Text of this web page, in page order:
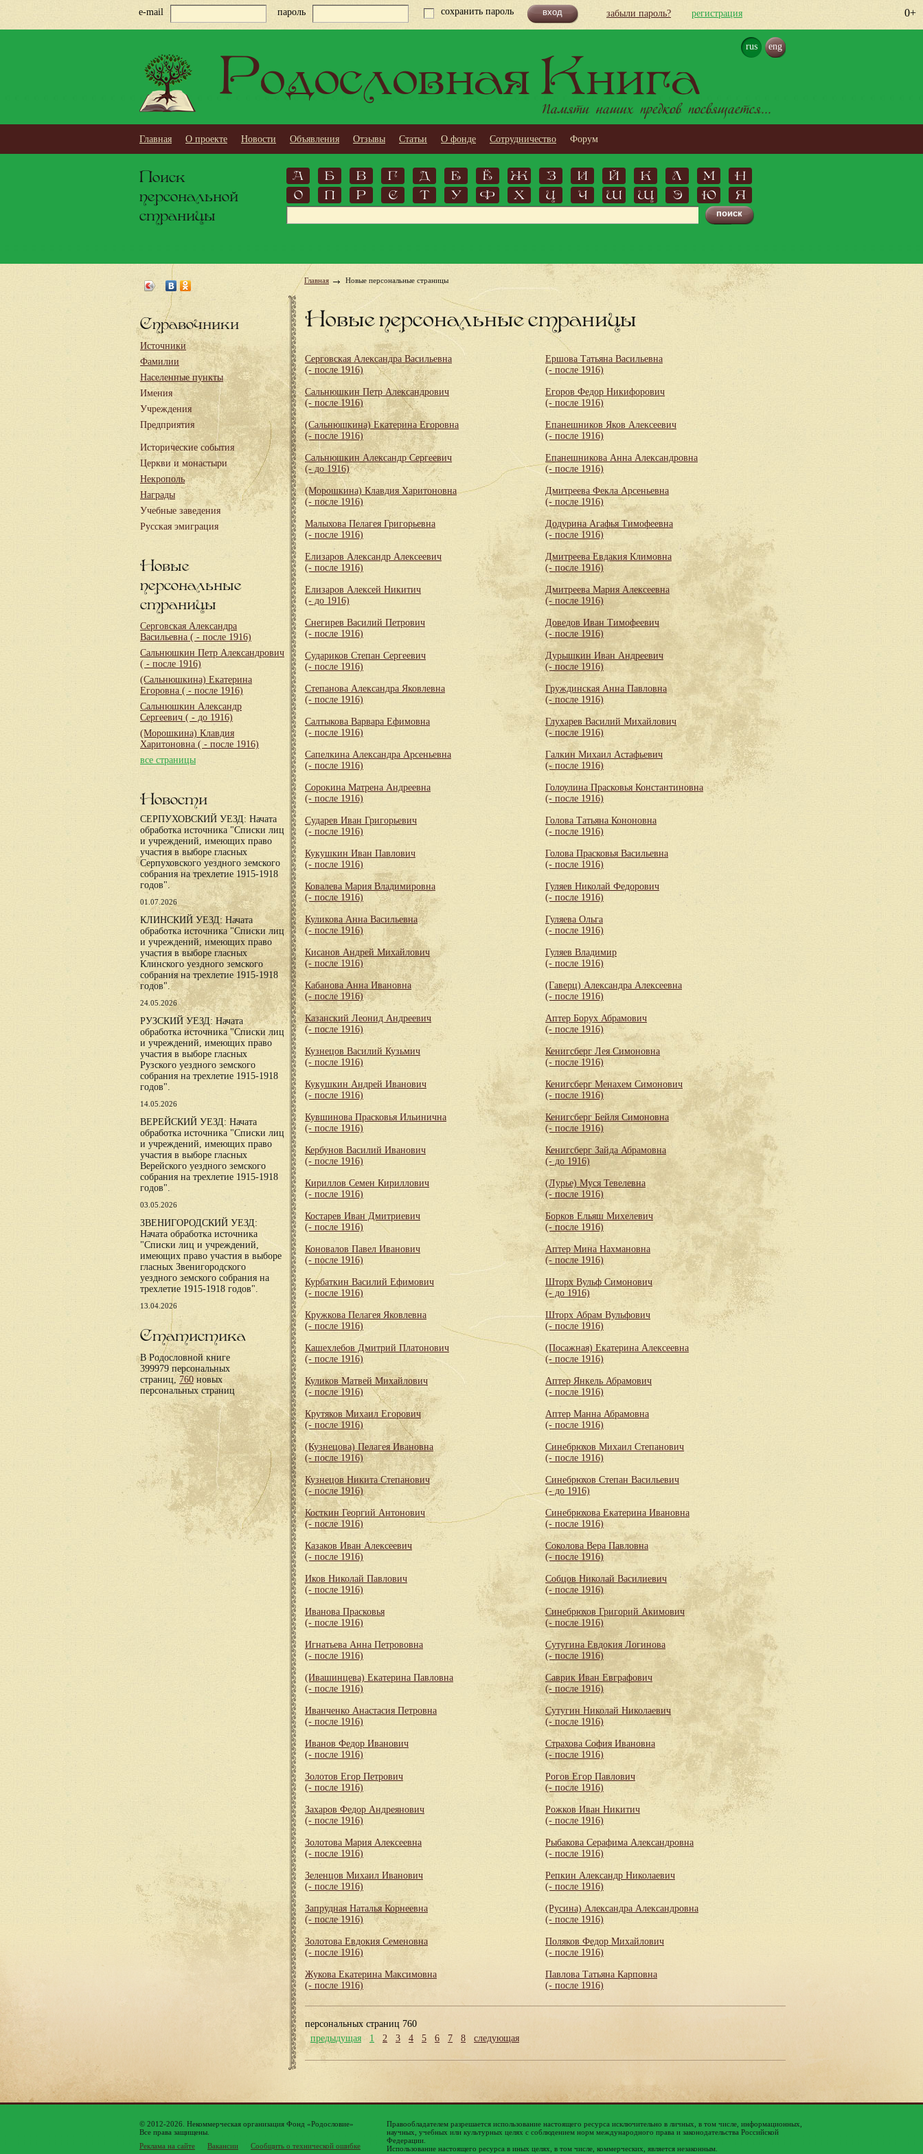
0+
e-mail пароль сохранить пароль забыли пароль? регистрация
rus eng
Родословная Книга
Памяти наших предков посвящается...
Главная О проекте Новости Объявления Отзывы Статьи О фонде Сотрудничество Форум
Поиск
персональной
страницы
А Б В Г Д Е Ё Ж З И Й К Л М
Н
О
П Р С Т У Ф Х Ц Ч Ш Щ Э Ю Я
Справочники
Источники
Фамилии
Населенные пункты
Имения
Учреждения
Предприятия
Исторические события
Церкви и монастыри
Некрополь
Награды
Учебные заведения
Русская эмиграция
Новые
персональные
страницы
Серговская Александра
Васильевна ( - после 1916)
Сальнюшкин Петр Александрович
( - после 1916)
(Сальнюшкина) Екатерина
Егоровна ( - после 1916)
Сальнюшкин Александр
Сергеевич ( - до 1916)
(Морошкина) Клавдия
Харитоновна ( - после 1916)
все страницы
Новости
СЕРПУХОВСКИЙ УЕЗД: Начата
обработка источника "Списки лиц
и учреждений, имеющих право
участия в выборе гласных
Серпуховского уездного земского
собрания на трехлетие 1915-1918
годов".
01.07.2026
КЛИНСКИЙ УЕЗД: Начата
обработка источника "Списки лиц
и учреждений, имеющих право
участия в выборе гласных
Клинского уездного земского
собрания на трехлетие 1915-1918
годов".
24.05.2026
РУЗСКИЙ УЕЗД: Начата
обработка источника "Списки лиц
и учреждений, имеющих право
участия в выборе гласных
Рузского уездного земского
собрания на трехлетие 1915-1918
годов".
14.05.2026
ВЕРЕЙСКИЙ УЕЗД: Начата
обработка источника "Списки лиц
и учреждений, имеющих право
участия в выборе гласных
Верейского уездного земского
собрания на трехлетие 1915-1918
годов".
03.05.2026
ЗВЕНИГОРОДСКИЙ УЕЗД:
Начата обработка источника
"Списки лиц и учреждений,
имеющих право участия в выборе
гласных Звенигородского
уездного земского собрания на
трехлетие 1915-1918 годов".
13.04.2026
Статистика
В Родословной книге
399979 персональных
страниц, 760новых
персональных страниц
Главная Новые персональные страницы
Новые персональные страницы
Серговская Александра Васильевна
(- после 1916)
Сальнюшкин Петр Александрович
(- после 1916)
(Сальнюшкина) Екатерина Егоровна
(- после 1916)
Сальнюшкин Александр Сергеевич
(- до 1916)
(Морошкина) Клавдия Харитоновна
(- после 1916)
Малыхова Пелагея Григорьевна
(- после 1916)
Елизаров Александр Алексеевич
(- после 1916)
Елизаров Алексей Никитич
(- до 1916)
Снегирев Василий Петрович
(- после 1916)
Судариков Степан Сергеевич
(- после 1916)
Степанова Александра Яковлевна
(- после 1916)
Салтыкова Варвара Ефимовна
(- после 1916)
Сапелкина Александра Арсеньевна
(- после 1916)
Сорокина Матрена Андреевна
(- после 1916)
Сударев Иван Григорьевич
(- после 1916)
Кукушкин Иван Павлович
(- после 1916)
Ковалева Мария Владимировна
(- после 1916)
Куликова Анна Васильевна
(- после 1916)
Кисанов Андрей Михайлович
(- после 1916)
Кабанова Анна Ивановна
(- после 1916)
Казанский Леонид Андреевич
(- после 1916)
Кузнецов Василий Кузьмич
(- после 1916)
Кукушкин Андрей Иванович
(- после 1916)
Кувшинова Прасковья Ильинична
(- после 1916)
Кербунов Василий Иванович
(- после 1916)
Кириллов Семен Кириллович
(- после 1916)
Костарев Иван Дмитриевич
(- после 1916)
Коновалов Павел Иванович
(- после 1916)
Курбаткин Василий Ефимович
(- после 1916)
Кружкова Пелагея Яковлевна
(- после 1916)
Кашехлебов Дмитрий Платонович
(- после 1916)
Куликов Матвей Михайлович
(- после 1916)
Крутяков Михаил Егорович
(- после 1916)
(Кузнецова) Пелагея Ивановна
(- после 1916)
Кузнецов Никита Степанович
(- после 1916)
Косткин Георгий Антонович
(- после 1916)
Казаков Иван Алексеевич
(- после 1916)
Иков Николай Павлович
(- после 1916)
Иванова Прасковья
(- после 1916)
Игнатьева Анна Петрововна
(- после 1916)
(Ивашинцева) Екатерина Павловна
(- после 1916)
Иванченко Анастасия Петровна
(- после 1916)
Иванов Федор Иванович
(- после 1916)
Золотов Егор Петрович
(- после 1916)
Захаров Федор Андреянович
(- после 1916)
Золотова Мария Алексеевна
(- после 1916)
Зеленцов Михаил Иванович
(- после 1916)
Запрудная Наталья Корнеевна
(- после 1916)
Золотова Евдокия Семеновна
(- после 1916)
Жукова Екатерина Максимовна
(- после 1916)
Ершова Татьяна Васильевна
(- после 1916)
Егоров Федор Никифорович
(- после 1916)
Епанешников Яков Алексеевич
(- после 1916)
Епанешникова Анна Александровна
(- после 1916)
Дмитреева Фекла Арсеньевна
(- после 1916)
Додурина Агафья Тимофеевна
(- после 1916)
Дмитреева Евдакия Климовна
(- после 1916)
Дмитреева Мария Алексеевна
(- после 1916)
Доведов Иван Тимофеевич
(- после 1916)
Дурышкин Иван Андреевич
(- после 1916)
Груждинская Анна Павловна
(- после 1916)
Глухарев Василий Михайлович
(- после 1916)
Галкин Михаил Астафьевич
(- после 1916)
Голоулина Прасковья Константиновна
(- после 1916)
Голова Татьяна Кононовна
(- после 1916)
Голова Прасковья Васильевна
(- после 1916)
Гуляев Николай Федорович
(- после 1916)
Гуляева Ольга
(- после 1916)
Гуляев Владимир
(- после 1916)
(Гаверц) Александра Алексеевна
(- после 1916)
Аптер Борух Абрамович
(- после 1916)
Кенигсберг Лея Симоновна
(- после 1916)
Кенигсберг Менахем Симонович
(- после 1916)
Кенигсберг Бейля Симоновна
(- после 1916)
Кенигсберг Зайда Абрамовна
(- до 1916)
(Лурье) Муся Тевелевна
(- после 1916)
Борков Ельяш Михелевич
(- после 1916)
Аптер Мина Нахмановна
(- после 1916)
Шторх Вульф Симонович
(- до 1916)
Шторх Абрам Вульфович
(- после 1916)
(Посажная) Екатерина Алексеевна
(- после 1916)
Аптер Янкель Абрамович
(- после 1916)
Аптер Манна Абрамовна
(- после 1916)
Синебрюхов Михаил Степанович
(- после 1916)
Синебрюхов Степан Васильевич
(- до 1916)
Синебрюхова Екатерина Ивановна
(- после 1916)
Соколова Вера Павловна
(- после 1916)
Собцов Николай Василиевич
(- после 1916)
Синебрюхов Григорий Акимович
(- после 1916)
Сутугина Евдокия Логинова
(- после 1916)
Саврик Иван Евграфович
(- после 1916)
Сутугин Николай Николаевич
(- после 1916)
Страхова София Ивановна
(- после 1916)
Рогов Егор Павлович
(- после 1916)
Рожков Иван Никитич
(- после 1916)
Рыбакова Серафима Александровна
(- после 1916)
Репкин Александр Николаевич
(- после 1916)
(Русина) Александра Александровна
(- после 1916)
Поляков Федор Михайлович
(- после 1916)
Павлова Татьяна Карповна
(- после 1916)
персональных страниц 760
предыдущая
1 2 3 4 5 6 7 8 следующая
© 2012-2026. Некоммерческая организация Фонд «Родословие»
Все права защищены.
Реклама на сайте
Вакансии Сообщить о технической ошибке
Правообладателем разрешается использование настоящего ресурса исключительно в личных, в том числе, информационных,
научных, учебных или культурных целях с соблюдением норм международного права и законодательства Российской
Федерации.
Использование настоящего ресурса в иных целях, в том числе, коммерческих, является незаконным.